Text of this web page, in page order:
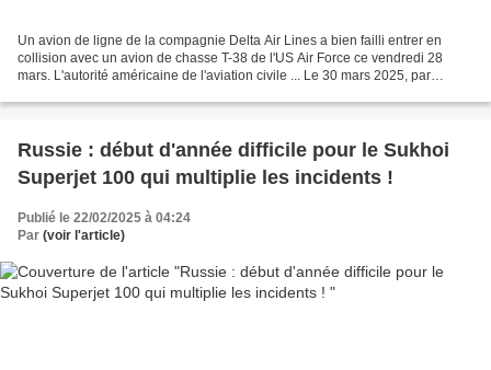
Un avion de ligne de la compagnie Delta Air Lines a bien failli entrer en
collision avec un avion de chasse T-38 de l'US Air Force ce vendredi 28
mars. L'autorité américaine de l'aviation civile ... Le 30 mars 2025, par
Russie : début d'année difficile pour le Sukhoi
Superjet 100 qui multiplie les incidents !
Publié le 22/02/2025 à 04:24
Par (voir l'article)